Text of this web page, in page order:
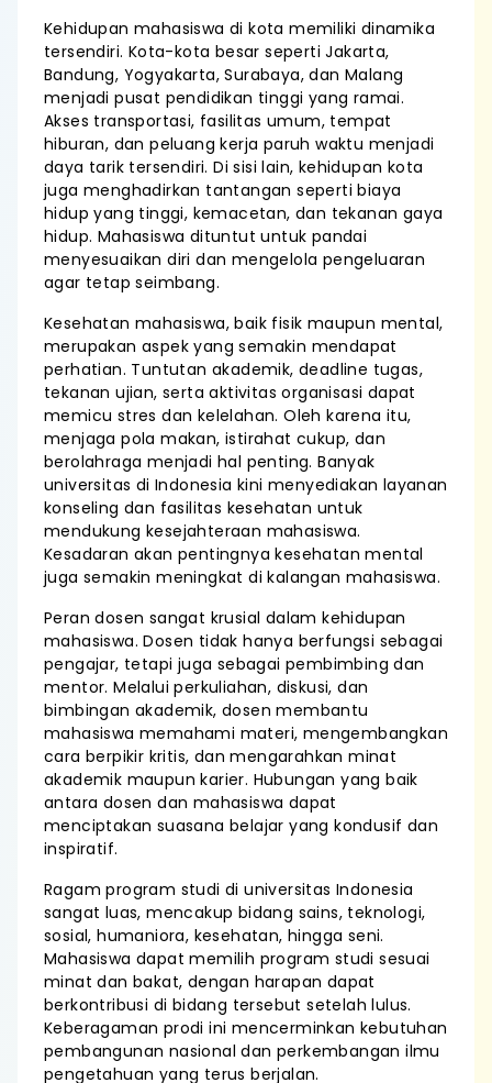
Kehidupan mahasiswa di kota memiliki dinamika
tersendiri. Kota-kota besar seperti Jakarta,
Bandung, Yogyakarta, Surabaya, dan Malang
menjadi pusat pendidikan tinggi yang ramai.
Akses transportasi, fasilitas umum, tempat
hiburan, dan peluang kerja paruh waktu menjadi
daya tarik tersendiri. Di sisi lain, kehidupan kota
juga menghadirkan tantangan seperti biaya
hidup yang tinggi, kemacetan, dan tekanan gaya
hidup. Mahasiswa dituntut untuk pandai
menyesuaikan diri dan mengelola pengeluaran
agar tetap seimbang.
Kesehatan mahasiswa, baik fisik maupun mental,
merupakan aspek yang semakin mendapat
perhatian. Tuntutan akademik, deadline tugas,
tekanan ujian, serta aktivitas organisasi dapat
memicu stres dan kelelahan. Oleh karena itu,
menjaga pola makan, istirahat cukup, dan
berolahraga menjadi hal penting. Banyak
universitas di Indonesia kini menyediakan layanan
konseling dan fasilitas kesehatan untuk
mendukung kesejahteraan mahasiswa.
Kesadaran akan pentingnya kesehatan mental
juga semakin meningkat di kalangan mahasiswa.
Peran dosen sangat krusial dalam kehidupan
mahasiswa. Dosen tidak hanya berfungsi sebagai
pengajar, tetapi juga sebagai pembimbing dan
mentor. Melalui perkuliahan, diskusi, dan
bimbingan akademik, dosen membantu
mahasiswa memahami materi, mengembangkan
cara berpikir kritis, dan mengarahkan minat
akademik maupun karier. Hubungan yang baik
antara dosen dan mahasiswa dapat
menciptakan suasana belajar yang kondusif dan
inspiratif.
Ragam program studi di universitas Indonesia
sangat luas, mencakup bidang sains, teknologi,
sosial, humaniora, kesehatan, hingga seni.
Mahasiswa dapat memilih program studi sesuai
minat dan bakat, dengan harapan dapat
berkontribusi di bidang tersebut setelah lulus.
Keberagaman prodi ini mencerminkan kebutuhan
pembangunan nasional dan perkembangan ilmu
pengetahuan yang terus berjalan.